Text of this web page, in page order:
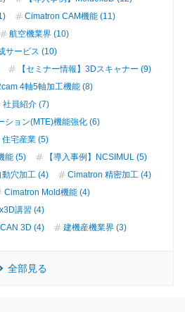
Cimatron CAM機能 (11)
航空機業界 (10)
サービス (10)
【セミナー情報】3Dスキャナー (9)
4軸5軸加工機能 (8)
社員紹介 (7)
ション(MTE)機能強化 (6)
住宅産業 (5)
能 (5)
【導入事例】NCSIMUL (5)
穴加工 (4)
Cimatron 精密加工 (4)
Cimatron Mold機能 (4)
講習 (4)
3D (4)
建機産機業界 (3)
全部見る